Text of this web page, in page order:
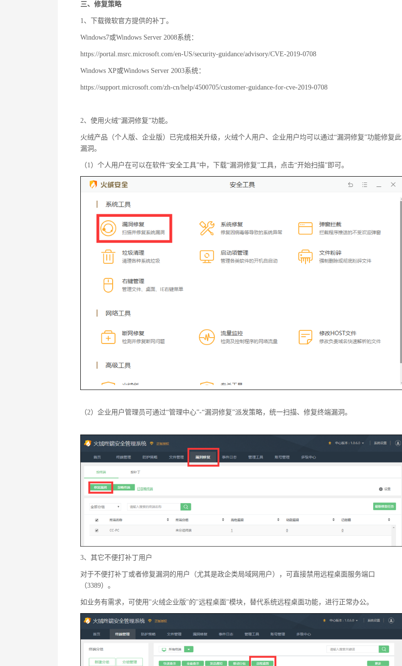
三、修复策略
1、下载微软官方提供的补丁。
Windows7或Windows Server 2008系统：
https://portal.msrc.microsoft.com/en-US/security-guidance/advisory/CVE-2019-0708
Windows XP或Windows Server 2003系统：
https://support.microsoft.com/zh-cn/help/4500705/customer-guidance-for-cve-2019-0708
2、使用火绒“漏洞修复”功能。
火绒产品（个人版、企业版）已完成相关升级，火绒个人用户、企业用户均可以通过“漏洞修复”功能修复此
漏洞。
（1）个人用户在可以在软件“安全工具”中，下载“漏洞修复”工具，点击“开始扫描”即可。
（2）企业用户管理员可通过“管理中心”-“漏洞修复”派发策略，统一扫描、修复终端漏洞。
3、其它不便打补丁用户
对于不便打补丁或者修复漏洞的用户（尤其是政企类局域网用户），可直接禁用远程桌面服务端口
（3389）。
如业务有需求，可使用"火绒企业版"的"远程桌面"模块，替代系统远程桌面功能，进行正常办公。